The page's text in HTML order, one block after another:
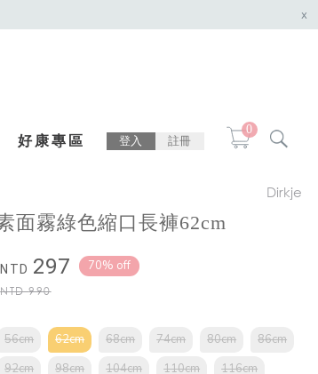
x
好康專區 登入 註冊
0
Dirkje
面霧綠色縮口長褲62cm
NTD 297
NTD990
70% off
56cm 62cm 68cm 74cm 80cm
86cm
92cm
98cm 104cm 110cm 116cm